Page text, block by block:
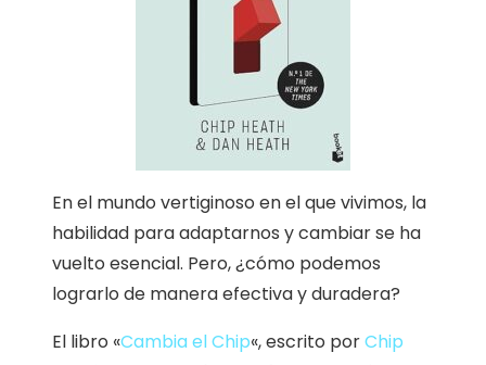
En el mundo vertiginoso en el que vivimos, la
habilidad para adaptarnos y cambiar se ha
vuelto esencial. Pero, ¿cómo podemos
lograrlo de manera efectiva y duradera?
El libro «Cambia el Chip«, escrito porChip